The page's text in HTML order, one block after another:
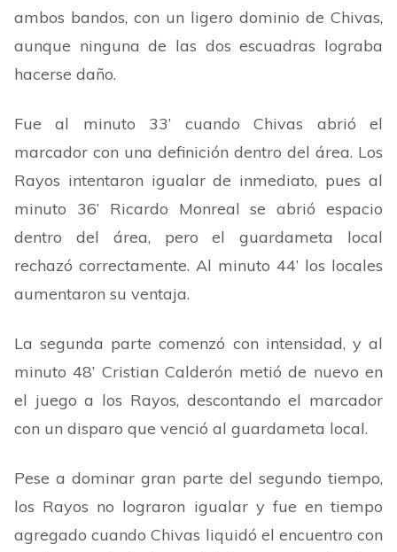
ambos bandos, con un ligero dominio de Chivas,
aunque ninguna de las dos escuadras lograba
hacerse daño.
Fue al minuto 33’ cuando Chivas abrió el
marcador con una definición dentro del área. Los
Rayos intentaron igualar de inmediato, pues al
minuto 36’ Ricardo Monreal se abrió espacio
dentro del área, pero el guardameta local
rechazó correctamente. Al minuto 44’ los locales
aumentaron su ventaja.
La segunda parte comenzó con intensidad, y al
minuto 48’ Cristian Calderón metió de nuevo en
el juego a los Rayos, descontando el marcador
con un disparo que venció al guardameta local.
Pese a dominar gran parte del segundo tiempo,
los Rayos no lograron igualar y fue en tiempo
agregado cuando Chivas liquidó el encuentro con